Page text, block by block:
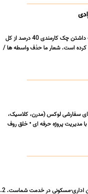
خدمات فنی و مهندسی ونوس نکته این مجموعه شرایطی رو فراهم کرده که عزیزان در صورت داشتن چک کارمندی 40 درصد از کل
کرده است. شعار ما حذف واسطه ها /
سفارشی لوکس (مدرن، کلاسیک،
مدیریت پروژه حرفه ای • خلق روف
1. گروه تخصصی ما با 20 سال سابقه درخشان در طراحی و اجرای کابینت، کمد و دکوراسیون اداری-مسکونی در خدمت شماست. 2.